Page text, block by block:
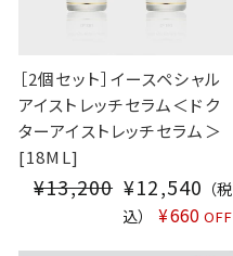
［2個セット］イースペシャル
アイストレッチセラム＜ドク
ターアイストレッチセラム＞
[18ML]
¥13,200 S
A
¥12,540 （税
込）
¥660OFF